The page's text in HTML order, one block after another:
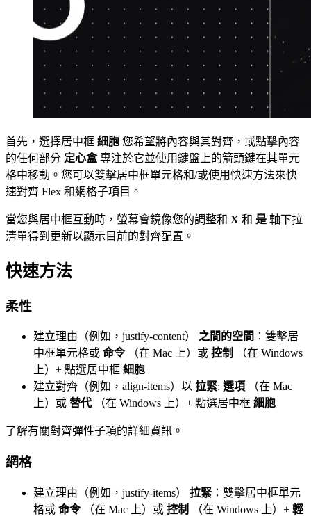
首先，選擇居中框 細胞 您希望將內容與其對齊，或點擊內容
的任何部分 定心盒專注於它並使用鍵盤上的箭頭鍵在其單元
格中移動。您可以雙擊居中框單元格和/或使用快速方法來快
速對齊 Flex 和網格子項目。
當您與居中框互動時，螢幕會鏡像您的調整和 X 和 是 軸下拉
清單得到更新以顯示目前的對齊配置。
快速方法
柔性
建立理由（例如，justify-content） 之間的空間 ：雙擊居
中框單元格或 命令 （在 Mac 上）或 控制
（在 Windows
上）+ 點選居中框 細胞
建立對齊（例如，align-items）以 拉緊: 選項 （在 Mac
上）或 替代 （在 Windows 上）+ 點選居中框 細胞
了解有關對齊彈性子項的詳細資訊。
網格
建立理由（例如，justify-items） 拉緊 ：雙擊居中框單元
格或 命令 （在 Mac 上）或 控制 （在 Windows 上）+ 輕